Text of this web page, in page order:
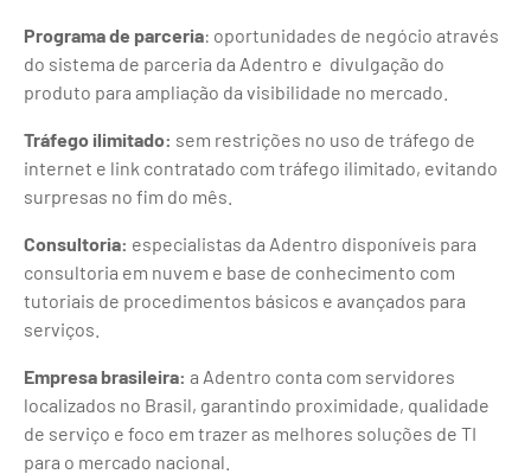
Programa de parceria: oportunidades de negócio através
do sistema de parceria da Adentro e divulgação do
produto para ampliação da visibilidade no mercado.
Tráfego ilimitado: sem restrições no uso de tráfego de
internet e link contratado com tráfego ilimitado, evitando
surpresas no fim do mês.
Consultoria: especialistas da Adentro disponíveis para
consultoria em nuvem e base de conhecimento com
tutoriais de procedimentos básicos e avançados para
serviços.
Empresa brasileira: a Adentro conta com servidores
localizados no Brasil, garantindo proximidade, qualidade
de serviço e foco em trazer as melhores soluções de TI
para o mercado nacional.